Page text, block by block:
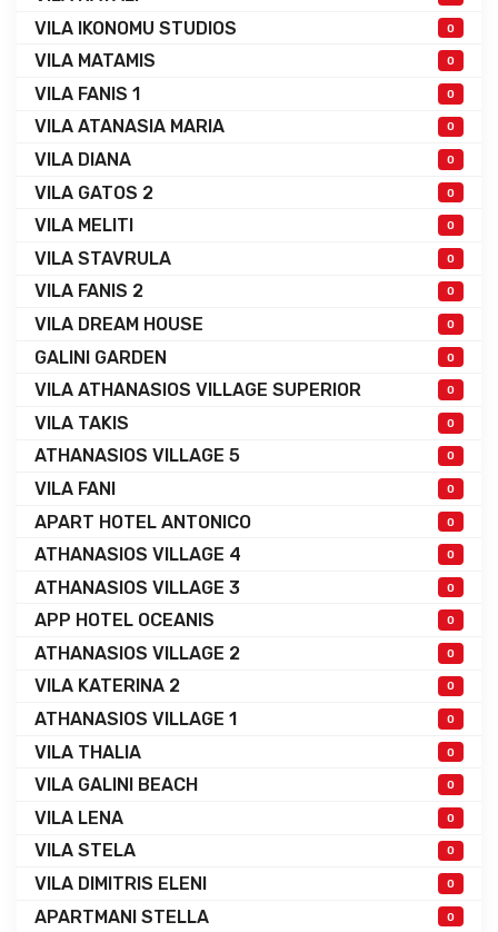
VILA IKONOMU STUDIOS 0
VILA MATAMIS 0
VILA FANIS 1 0
VILA ATANASIA MARIA 0
VILA DIANA 0
VILA GATOS 2 0
VILA MELITI 0
VILA STAVRULA 0
VILA FANIS 2 0
VILA DREAM HOUSE 0
GALINI GARDEN 0
VILA ATHANASIOS VILLAGE SUPERIOR 0
VILA TAKIS 0
ATHANASIOS VILLAGE 5 0
VILA FANI 0
APART HOTEL ANTONICO 0
ATHANASIOS VILLAGE 4 0
ATHANASIOS VILLAGE 3 0
APP HOTEL OCEANIS 0
ATHANASIOS VILLAGE 2 0
VILA KATERINA 2 0
ATHANASIOS VILLAGE 1 0
VILA THALIA 0
VILA GALINI BEACH 0
VILA LENA 0
VILA STELA 0
VILA DIMITRIS ELENI 0
APARTMANI STELLA 0